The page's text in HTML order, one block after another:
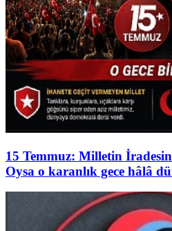
15 Temmuz: Milletin
Oysa o karanlık gece hâlâ